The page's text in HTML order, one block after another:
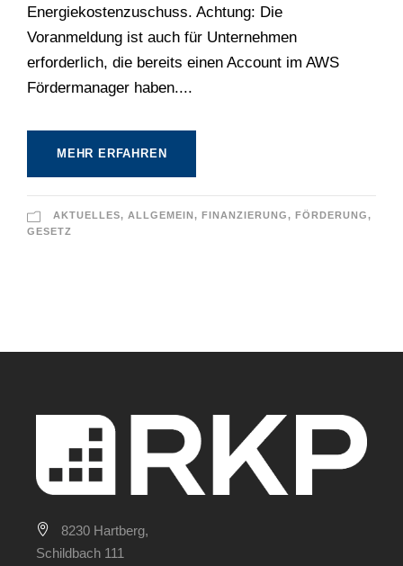
Energiekostenzuschuss. Achtung: Die
Voranmeldung ist auch für Unternehmen
erforderlich, die bereits einen Account im AWS
Fördermanager haben....
MEHR ERFAHREN
AKTUELLES, ALLGEMEIN, FINANZIERUNG, FÖRDERUNG,
GESETZ
8230 Hartberg,
Schildbach 111